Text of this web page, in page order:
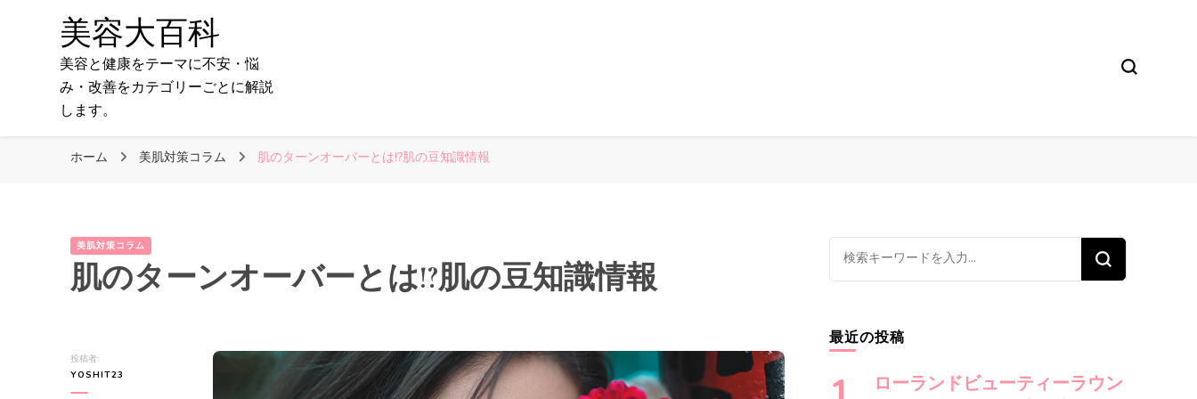
美容大百科
美容と健康をテーマに不安・悩
み・改善をカテゴリーごとに解説
します。
ホーム 美肌対策コラム 肌のターンオーバーとは!?肌の豆知識情報
美肌対策コラム
肌のターンオーバーとは!?肌の豆知識情報
投稿者:
YOSHIT23
な
に
お
探
し
最近の投稿
ローランドビューティーラウン